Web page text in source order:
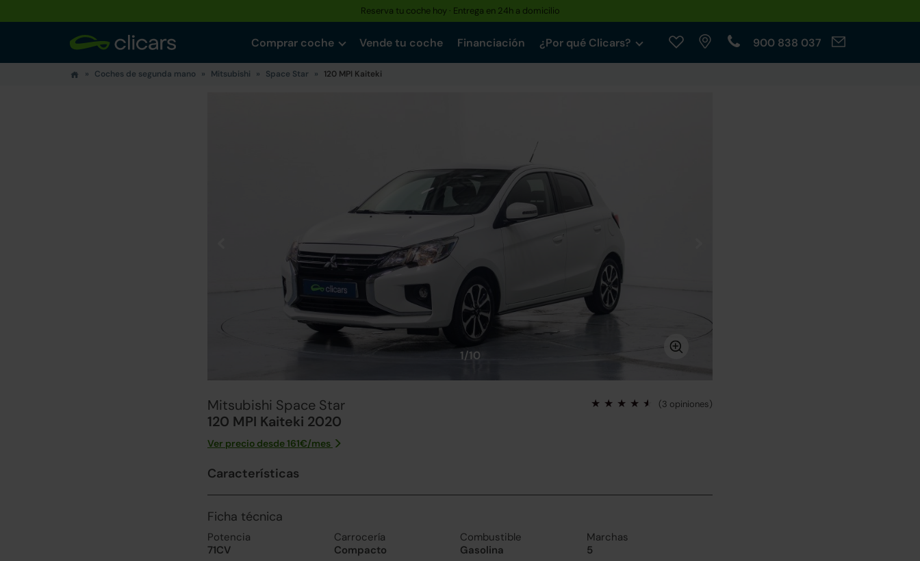
Reserva tu coche hoy · Entrega en 24h a domicilio
Comprar coche Vende tu coche Financiación ¿Por qué Clicars? 900 838 037
Coches de segunda mano Mitsubishi Space Star 120 MPI Kaiteki
1/10
Mitsubishi Space Star
120 MPI Kaiteki 2020
(3 opiniones)
Ver precio desde161€/mes
Características
Ficha técnica
Potencia
71CV
Carrocería
Compacto
Combustible
Gasolina
Marchas
5